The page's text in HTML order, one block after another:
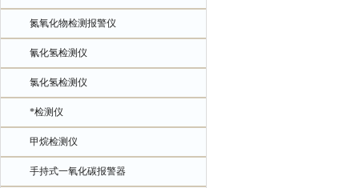
氮氧化物检测报警仪
氰化氢检测仪
氯化氢检测仪
*检测仪
甲烷检测仪
手持式一氧化碳报警器